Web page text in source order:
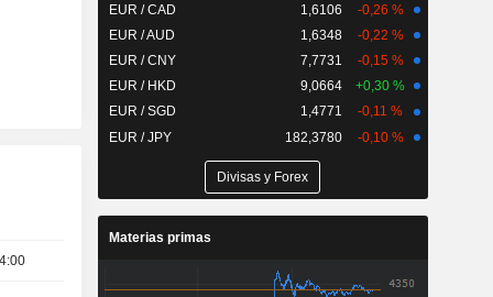
EUR / CAD
1,6106
-0,26 %
EUR / AUD
1,6348
-0,22 %
EUR / CNY
7,7731
-0,15 %
EUR / HKD
9,0664
+0,30 %
EUR / SGD
1,4771
-0,11 %
EUR / JPY
182,3780 -0,10 %
Divisas y Forex
Materias primas